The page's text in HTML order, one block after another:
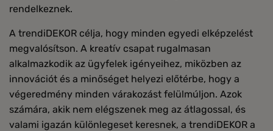
rendelkeznek.
A trendiDEKOR célja, hogy minden egyedi elképzelést
megvalósítson. A kreatív csapat rugalmasan
alkalmazkodik az ügyfelek igényeihez, miközben az
innovációt és a minőséget helyezi előtérbe, hogy a
végeredmény minden várakozást felülmúljon. Azok
számára, akik nem elégszenek meg az átlagossal, és
valami igazán különlegeset keresnek, a trendiDEKOR a